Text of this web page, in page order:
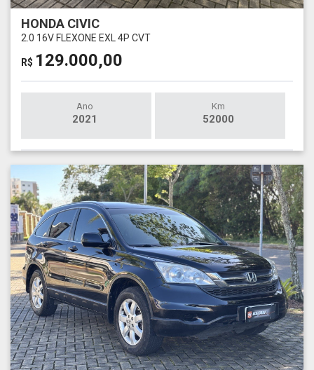
HONDA CIVIC
2.0 16V FLEXONE EXL 4P CVT
R$ 129.000,00
Ano
2021
Km
52000